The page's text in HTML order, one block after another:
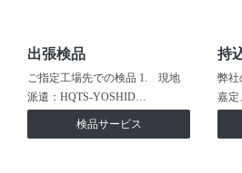
出張検品
ご指定工場先での検品 1. 現地
派遣：HQTS-YOSHID…
検品サービス
持
弊
嘉定